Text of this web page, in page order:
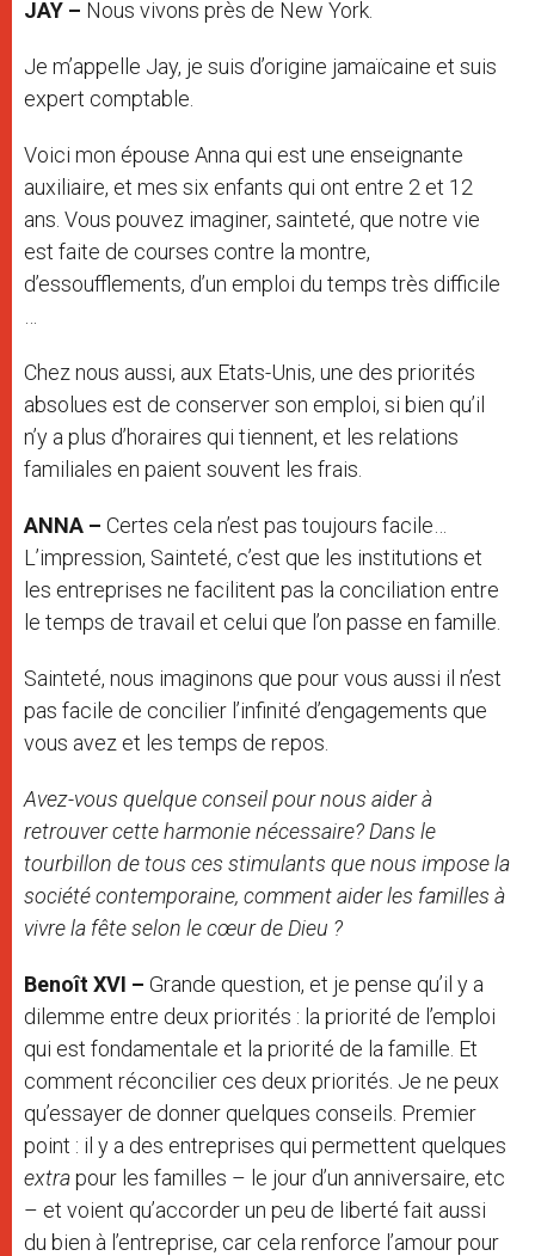
JAY – Nous vivons près de New York.
Je m’appelle Jay, je suis d’origine jamaïcaine et suis
expert comptable.
Voici mon épouse Anna qui est une enseignante
auxiliaire, et mes six enfants qui ont entre 2 et 12
ans. Vous pouvez imaginer, sainteté, que notre vie
est faite de courses contre la montre,
d’essoufflements, d’un emploi du temps très difficile
Chez nous aussi, aux Etats-Unis, une des priorités
absolues est de conserver son emploi, si bien qu’il
n’y a plus d’horaires qui tiennent, et les relations
familiales en paient souvent les frais.
ANNA – Certes cela n’est pas toujours facile…
L’impression, Sainteté, c’est que les institutions et
les entreprises ne facilitent pas la conciliation entre
le temps de travail et celui que l’on passe en famille.
Sainteté, nous imaginons que pour vous aussi il n’est
pas facile de concilier l’infinité d’engagements que
vous avez et les temps de repos.
Avez-vous quelque conseil pour nous aider à
retrouver cette harmonie nécessaire? Dans le
tourbillon de tous ces stimulants que nous impose la
société contemporaine, comment aider les familles à
vivre la fête selon le cœur de Dieu ?
Benoît XVI – Grande question, et je pense qu’il y a
dilemme entre deux priorités : la priorité de l’emploi
qui est fondamentale et la priorité de la famille. Et
comment réconcilier ces deux priorités. Je ne peux
qu’essayer de donner quelques conseils. Premier
point : il y a des entreprises qui permettent quelques
extrapour les familles – le jour d’un anniversaire, etc
– et voient qu’accorder un peu de liberté fait aussi
du bien à l’entreprise, car cela renforce l’amour pour